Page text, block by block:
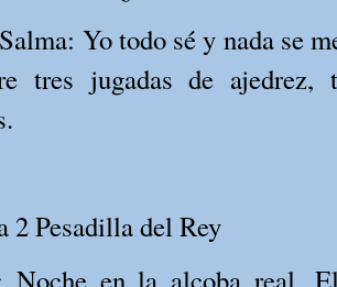
Yo todo sé y nada se
tres jugadas de ajedrez,
2 Pesadilla del Rey